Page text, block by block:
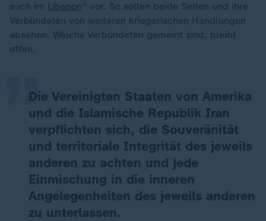
auch im Libanon" vor. So sollen beide Seiten und ihre
Verbündeten von weiteren kriegerischen Handlungen
absehen. Welche Verbündeten gemeint sind, bleibt
offen.
Die Vereinigten Staaten von Amerika
und die Islamische Republik Iran
verpflichten sich, die Souveränität
und territoriale Integrität des jeweils
anderen zu achten und jede
Einmischung in die inneren
Angelegenheiten des jeweils anderen
zu unterlassen.
„